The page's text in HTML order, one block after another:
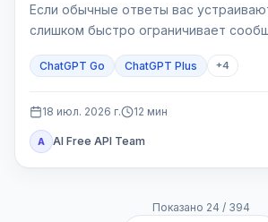
Если обычные ответы вас
слишком быстро ограничивает
конкретная рабочая задача
Codex или другой доступ Plus.
ChatGPT Go ChatGPT Plus +4
18 июл. 2026 г. 12 мин
A AI Free API Team
Показано 24 / 394